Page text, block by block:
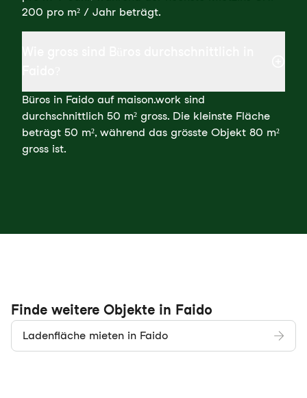
200 pro m² / Jahr beträgt.
Büros in Faido auf maison.work sind
durchschnittlich 50 m² gross. Die kleinste Fläche
beträgt 50 m², während das grösste Objekt 80 m²
gross ist.
Finde weitere Objekte in Faido
Ladenfläche mieten in Faido